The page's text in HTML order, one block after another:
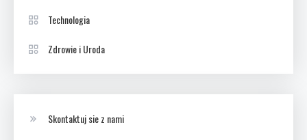
Technologia
Zdrowie i Uroda
Skontaktuj sie z nami